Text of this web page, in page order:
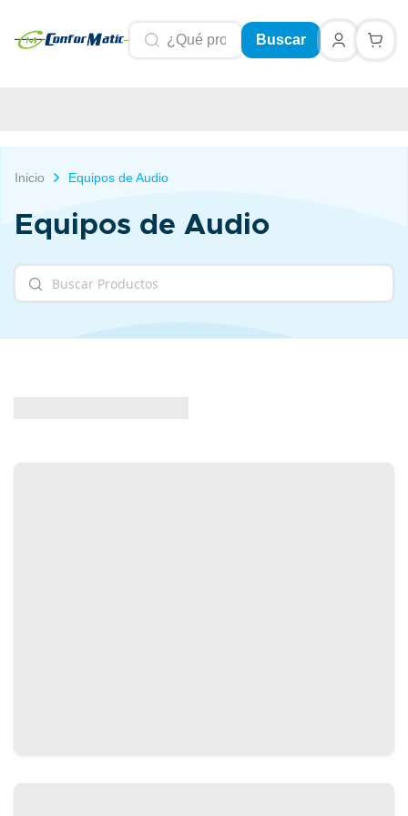
Buscar
Inicio Equipos de Audio
Equipos de Audio